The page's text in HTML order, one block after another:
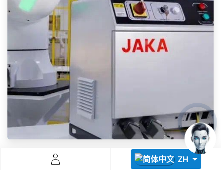
ZH
Descoperă RiA Ecosystem
Platformă integrată pentru managementul flotei de roboți
Monitorizare în timp real și analiză date
Conectează roboți, software și servicii într-o singură
Scalabil de la 1 robot la zeci de unități
Află mai mult Discută cu RiA